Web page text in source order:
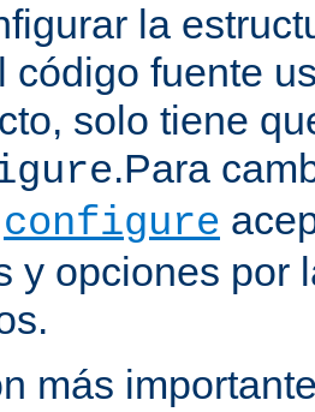
la
código fuente
solo tiene
.Para
configure
y opciones por
más